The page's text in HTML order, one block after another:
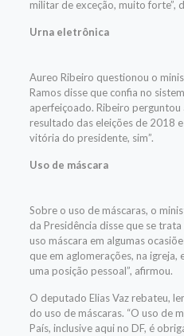
militar de exceção, muito forte”,
Urna eletrônica
Aureo Ribeiro questionou o
Ramos disse que confia no
aperfeiçoado. Ribeiro perguntou
resultado das eleições de 2018 e
vitória do presidente, sim”.
Uso de máscara
Sobre o uso de máscaras, o
da Presidência disse que se
uso máscara em algumas
que em aglomerações, na igreja,
uma posição pessoal”, afirmou.
O deputado Elias Vaz rebateu,
do uso de máscaras. “O uso de
País, inclusive aqui no DF, é